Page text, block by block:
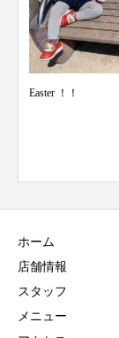
Easter ！！
ホーム
店舗情報
スタッフ
メニュー